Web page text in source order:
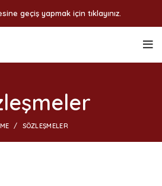
geçiş yapmak için tıklayınız.
SÖZLEŞMELER